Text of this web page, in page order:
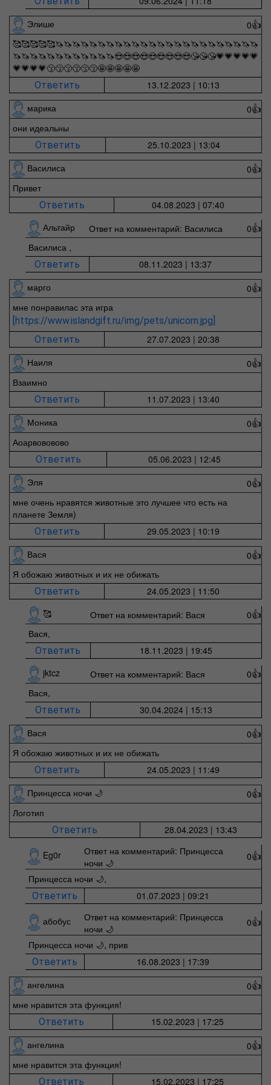
Элише
0👍
🥰🥰🥰🥰🥰🦄🦄🦄🦄🦄🦄🦄🦄🦄🦄🦄🦄🦄🦄🦄🦄🦄🦄🦄🦄🦄🦄🦄🦄
🦄🦄🦄🦄🦄🦄🦄🦄🦄🦄🦄🦄😍😍😍😍😍😍😍😍😍😘😘😘💗💗💗💗💗
💗💗💗💗😚😚😚😚😚😚🤩🤩🤩🤩🤩
Ответить
13.12.2023 | 10:13
марика
0👍
они идеальны
Ответить
25.10.2023 | 13:04
Василиса
0👍
Привет
Ответить
04.08.2023 | 07:40
Альтайр
Ответ на комментарий: Василиса 0👍
Василиса ,
Ответить
08.11.2023 | 13:37
марго
0👍
мне понравилас эта игра
[https://www.islandgift.ru/img/pets/unicorn.jpg]
Ответить
27.07.2023 | 20:38
Наиля
0👍
Взаимно
Ответить
11.07.2023 | 13:40
Моника
0👍
Аоарвововово
Ответить
05.06.2023 | 12:45
Эля
0👍
мне очень нравятся животные это лучшее что есть на
планете Земля)
Ответить
29.05.2023 | 10:19
Вася
0👍
Я обожаю животных и их не обижать
Ответить
24.05.2023 | 11:50
🥰
Ответ на комментарий: Вася 0👍
Вася,
Ответить
18.11.2023 | 19:45
jktcz
Ответ на комментарий: Вася 0👍
Вася,
Ответить
30.04.2024 | 15:13
Вася
0👍
Я обожаю животных и их не обижать
Ответить
24.05.2023 | 11:49
Принцесса ночи 🌙
0👍
Логотип
Ответить 28.04.2023 | 13:43
Eg0r
Ответ на комментарий: Принцесса
ночи 🌙
0👍
Принцесса ночи 🌙,
Ответить 01.07.2023 | 09:21
абобус
Ответ на комментарий: Принцесса
ночи 🌙
0👍
Принцесса ночи 🌙, прив
Ответить
16.08.2023 | 17:39
ангелина
0👍
мне нравится эта функция!
Ответить
15.02.2023 | 17:25
ангелина
0👍
мне нравится эта функция!
Ответить 15.02.2023 | 17:25